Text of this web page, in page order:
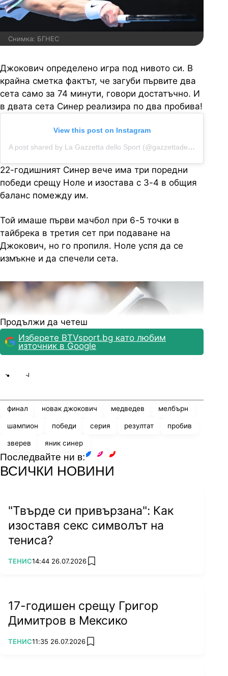
Снимка: БГНЕС
Джокович определено игра под нивото си. В
крайна сметка фактът, че загуби първите два
сета само за 74 минути, говори достатъчно. И
в двата сета Синер реализира по два пробива!
View this post on Instagram
A post shared by La Gazzetta dello Sport (@gazzettadellosport)
22-годишният Синер вече има три поредни
победи срещу Ноле и изостава с 3-4 в общия
баланс помежду им.
Той имаше първи мачбол при 6-5 точки в
тайбрека в третия сет при подаване на
Джокович, но го пропиля. Ноле успя да се
измъкне и да спечели сета.
Снимка: БГНЕС
В четвъртия италианецът проби за 3:1 и после
не допусна изненада. Синер не беше пробит от
Продължи да четеш
Изберете BTVsport.bg като любим
източник в Google
финал новак джокович медведев мелбърн
шампион победи серия резултат пробив
зверев яник синер
Последвайте ни в:
ВСИЧКИ НОВИНИ
"Твърде си привързана": Как
изоставя секс символът на
тениса?
ПОВЕЧЕ ОТ
ТЕНИС14:44 26.07.2026 add favorites
17-годишен срещу Григор
Димитров в Мексико
ПОВЕЧЕ ОТ
ТЕНИС11:35 26.07.2026 add favorites